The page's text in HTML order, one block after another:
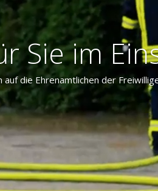
Sie im
auf die Ehrenamtlichen der